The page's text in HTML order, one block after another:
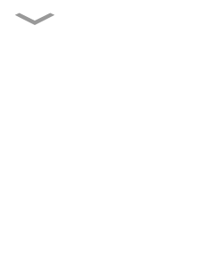
Alimentation ultra large